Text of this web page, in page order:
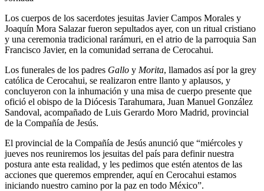
Los cuerpos de los sacerdotes jesuitas Javier Campos Morales y
Joaquín Mora Salazar fueron sepultados ayer, con un ritual cristiano
y una ceremonia tradicional rarámuri, en el atrio de la parroquia San
Francisco Javier, en la comunidad serrana de Cerocahui.
Los funerales de los padres Gallo y Morita, llamados así por la grey
católica de Cerocahui, se realizaron entre llanto y aplausos, y
concluyeron con la inhumación y una misa de cuerpo presente que
ofició el obispo de la Diócesis Tarahumara, Juan Manuel González
Sandoval, acompañado de Luis Gerardo Moro Madrid, provincial
de la Compañía de Jesús.
El provincial de la Compañía de Jesús anunció que
miércoles y
jueves nos reuniremos los jesuitas del país para definir nuestra
postura ante esta realidad, y les pedimos que estén atentos de las
acciones que queremos emprender, aquí en Cerocahui estamos
iniciando nuestro camino por la paz en todo México .